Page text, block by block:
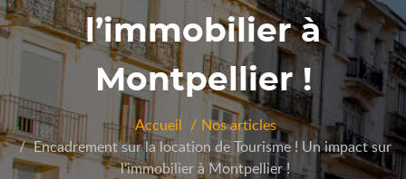
l’immobilier à
Montpellier !
Accueil
Nos articles
Encadrement sur la location de Tourisme ! Un impact sur
l’immobilier à Montpellier !